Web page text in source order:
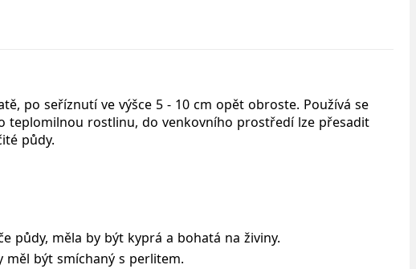
po seříznutí ve výšce 5 - 10 cm opět obroste. Používá se
teplomilnou rostlinu, do venkovního prostředí lze přesadit
půdy.
půdy, měla by být kyprá a bohatá na živiny.
být smíchaný s perlitem.